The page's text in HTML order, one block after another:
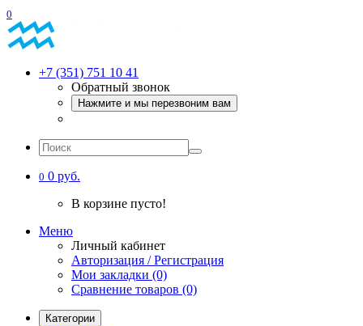
0
+7 (351) 751 10 41
Обратный звонок
Нажмите и мы перезвоним вам
0 0 руб.
В корзине пусто!
Меню
Личный кабинет
Авторизация / Регистрация
Мои закладки (0)
Сравнение товаров (0)
Категории